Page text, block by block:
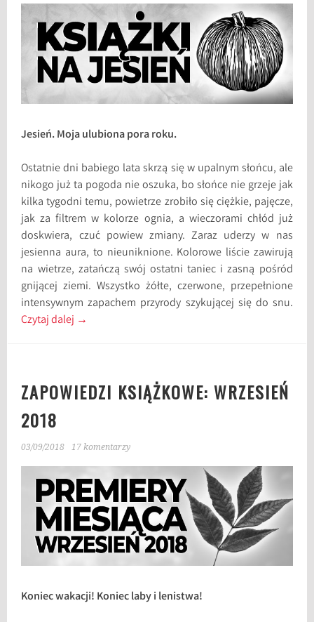
Jesień. Moja ulubiona pora roku.
Ostatnie dni babiego lata skrzą się w upalnym słońcu, ale
nikogo już ta pogoda nie oszuka, bo słońce nie grzeje jak
kilka tygodni temu, powietrze zrobiło się ciężkie, pajęcze,
jak za filtrem w kolorze ognia, a wieczorami chłód już
doskwiera, czuć powiew zmiany. Zaraz uderzy w nas
jesienna aura, to nieuniknione. Kolorowe liście zawirują
na wietrze, zatańczą swój ostatni taniec i zasną pośród
gnijącej ziemi. Wszystko żółte, czerwone, przepełnione
intensywnym zapachem przyrody szykującej się do snu.
Czytaj dalej →
ZAPOWIEDZI KSIĄŻKOWE: WRZESIEŃ
2018
03/09/2018 17 komentarzy
Koniec wakacji! Koniec laby i lenistwa!